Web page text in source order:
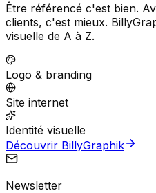
Être référencé c'est bien.
clients, c'est mieux.
visuelle de A à Z.
Logo & branding
Site internet
Identité visuelle
Découvrir BillyGraphik
Newsletter